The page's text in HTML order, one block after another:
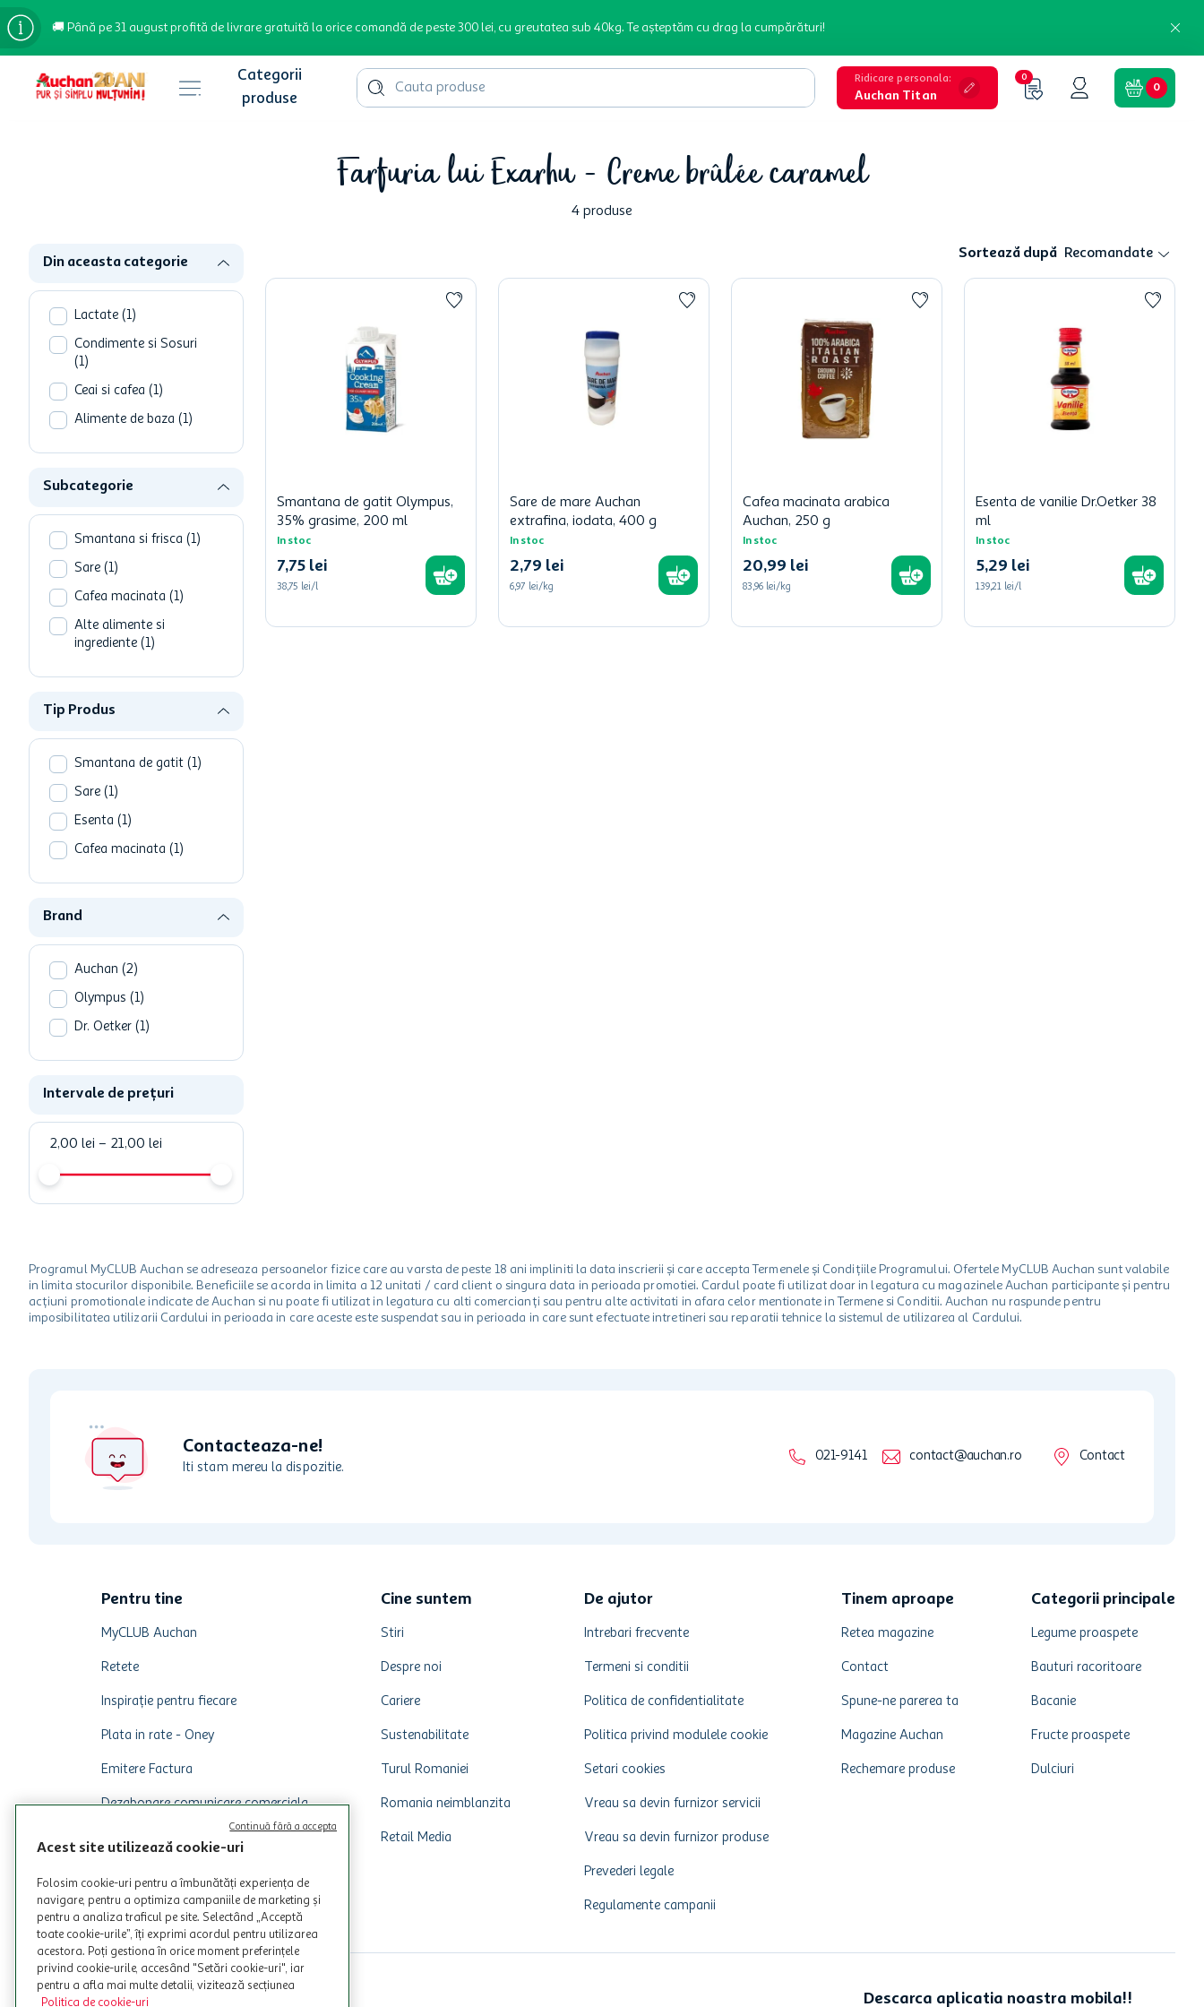
🚚 Până pe 31 august profită de livrare gratuită la orice comandă de peste 300 lei, cu greutatea sub 40kg. Te așteptăm cu drag la cumpărături!
Cauta produse
apa plata
Ridicare personala:
Auchan Titan
0
0
Farfuria lui Exarhu - Creme brûlée caramel
4 produse
Subcategorie
Smantana si frisca (1)
Sare (1)
Cafea macinata (1)
Alte alimente si
ingrediente (1)
Brand
Auchan (2)
Olympus (1)
Dr. Oetker (1)
Din aceasta categorie
Lactate (1)
Condimente si Sosuri
(1)
Ceai si cafea (1)
Alimente de baza (1)
Tip Produs
Smantana de gatit (1)
Sare (1)
Esenta (1)
Cafea macinata (1)
Intervale de prețuri
2,00 lei – 21,00 lei
Sortează după Recomandate
Smantana de gatit Olympus,
35% grasime, 200 ml
In stoc
7,75 lei
38,75 lei/l
Sare de mare Auchan
extrafina, iodata, 400 g
In stoc
2,79 lei
6,97 lei/kg
Cafea macinata arabica
Auchan, 250 g
In stoc
20,99 lei
83,96 lei/kg
Esenta de vanilie Dr.Oetker 38
ml
In stoc
5,29 lei
139,21 lei/l
Programul MyCLUB Auchan se adreseaza persoanelor fizice care au varsta de peste 18 ani impliniti la data inscrierii și care accepta Termenele și Condițiile Programului. Ofertele MyCLUB Auchan sunt valabile
in limita stocurilor disponibile. Beneficiile se acorda in limita a 12 unitati / card client o singura data in perioada promotiei. Cardul poate fi utilizat doar in legatura cu magazinele Auchan participante și pentru
acțiuni promotionale indicate de Auchan si nu poate fi utilizat in legatura cu alti comercianți sau pentru alte activitati in afara celor mentionate in Termene si Conditii. Auchan nu raspunde pentru
imposibilitatea utilizarii Cardului in perioada in care aceste este suspendat sau in perioada in care sunt efectuate intretineri sau reparatii tehnice la sistemul de utilizarea al Cardului.
Contacteaza-ne!
Iti stam mereu la dispozitie.
021-9141 contact@auchan.ro Contact
Pentru tine
MyCLUB Auchan
Retete
Inspirație pentru fiecare
Plata in rate - Oney
Emitere Factura
Dezabonare comunicare comerciala
Cine suntem
Stiri
Despre noi
Cariere
Sustenabilitate
Turul Romaniei
Romania neimblanzita
Retail Media
De ajutor
Intrebari frecvente
Termeni si conditii
Politica de confidentialitate
Politica privind modulele cookie
Setari cookies
Vreau sa devin furnizor servicii
Vreau sa devin furnizor produse
Prevederi legale
Regulamente campanii
Tinem aproape
Retea magazine
Contact
Spune-ne parerea ta
Magazine Auchan
Rechemare produse
Categorii principale
Legume proaspete
Bauturi racoritoare
Bacanie
Fructe proaspete
Dulciuri
Descarca aplicatia noastra mobila!!
Acest site utilizează cookie-uri
Folosim cookie-uri pentru a îmbunătăți experiența de
navigare, pentru a optimiza campaniile de marketing și
pentru a analiza traficul pe site. Selectând „Acceptă
toate cookie-urile”, îți exprimi acordul pentru utilizarea
acestora. Poți gestiona în orice moment preferințele
privind cookie-urile, accesând "Setări cookie-uri", iar
pentru a afla mai multe detalii, vizitează secțiunea
Politica de cookie-uri
Continuă fără a accepta